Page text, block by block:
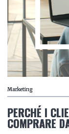
Marketing
PERCHÉ I
COMPRARE